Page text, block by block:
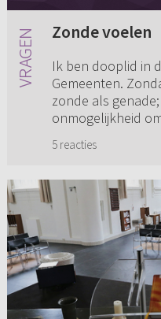
Zonde voelen
Ik ben dooplid in
Gemeenten.
zonde als
onmogelijkheid
wel ...
5 reacties